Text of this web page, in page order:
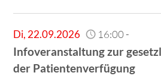
Di, 22.09.2026 16:00-
Infoveranstaltung zur
der Patientenverfügung